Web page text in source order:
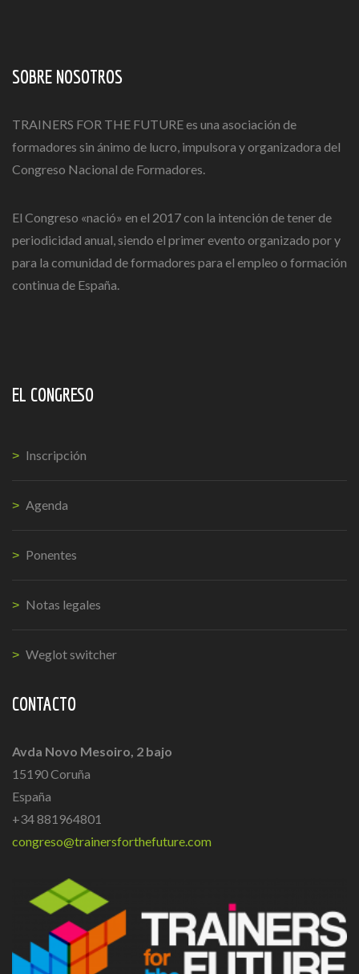
SOBRE NOSOTROS
TRAINERS FOR THE FUTURE es una asociación de
formadores sin ánimo de lucro, impulsora y organizadora del
Congreso Nacional de Formadores.
El Congreso «nació» en el 2017 con la intención de tener de
periodicidad anual, siendo el primer evento organizado por y
para la comunidad de formadores para el empleo o formación
continua de España.
EL CONGRESO
Inscripción
Agenda
Ponentes
Notas legales
Weglot switcher
CONTACTO
Avda Novo Mesoiro, 2 bajo
15190 Coruña
España
+34 881964801
congreso@trainersforthefuture.com